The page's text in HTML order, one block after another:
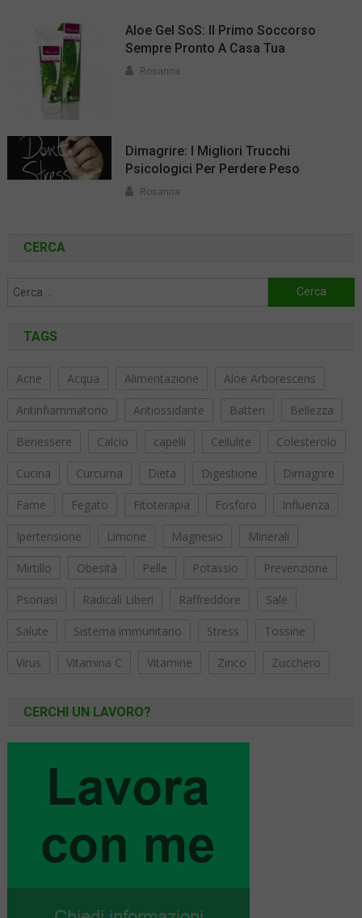
Aloe Gel SoS: Il Primo Soccorso
Sempre Pronto A Casa Tua
Rosanna
Dimagrire: I Migliori Trucchi
Psicologici Per Perdere Peso
Rosanna
CERCA
Ricerca
per:
TAGS
Acne Acqua Alimentazione Aloe Arborescens
Antinfiammatorio Antiossidante Batteri Bellezza
Benessere Calcio capelli Cellulite Colesterolo
Cucina Curcuma Dieta Digestione Dimagrire
Fame Fegato Fitoterapia Fosforo Influenza
Ipertensione Limone Magnesio Minerali
Mirtillo Obesità Pelle Potassio Prevenzione
Psoriasi Radicali Liberi Raffreddore Sale
Salute Sistema immunitario Stress Tossine
Virus Vitamina C Vitamine Zinco Zucchero
CERCHI UN LAVORO?